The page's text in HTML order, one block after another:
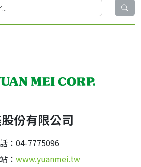
份有限公司
：04-7775096
： www.yuanmei.tw